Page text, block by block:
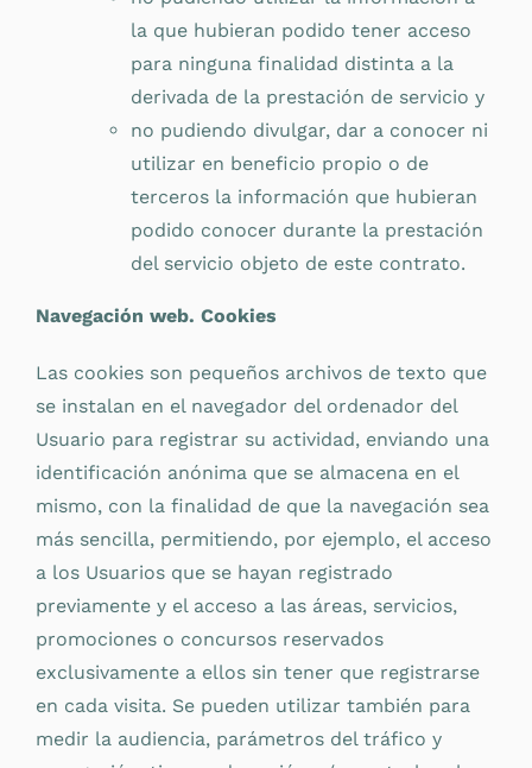
la que hubieran podido tener acceso
para ninguna finalidad distinta a la
derivada de la prestación de servicio y
no pudiendo divulgar, dar a conocer ni
utilizar en beneficio propio o de
terceros la información que hubieran
podido conocer durante la prestación
del servicio objeto de este contrato.
Navegación web. Cookies
Las cookies son pequeños archivos de texto que
se instalan en el navegador del ordenador del
Usuario para registrar su actividad, enviando una
identificación anónima que se almacena en el
mismo, con la finalidad de que la navegación sea
más sencilla, permitiendo, por ejemplo, el acceso
a los Usuarios que se hayan registrado
previamente y el acceso a las áreas, servicios,
promociones o concursos reservados
exclusivamente a ellos sin tener que registrarse
en cada visita. Se pueden utilizar también para
medir la audiencia, parámetros del tráfico y